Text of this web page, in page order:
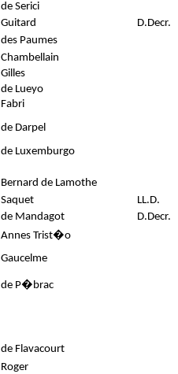
de Serici
Guitard
D.Decr.
des Paumes
Chambellain
Gilles
de Lueyo
Fabri
de Darpel
de Luxemburgo
Bernard de Lamothe
Saquet
LL.D.
de Mandagot
D.Decr.
Annes Trist�o
Gaucelme
de P�brac
de Flavacourt
Roger